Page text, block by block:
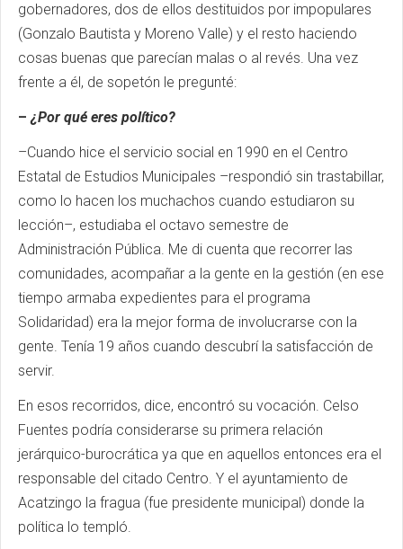
gobernadores, dos de ellos destituidos por impopulares
(Gonzalo Bautista y Moreno Valle) y el resto haciendo
cosas buenas que parecían malas o al revés. Una vez
frente a él, de sopetón le pregunté:
–¿Por qué eres político?
–Cuando hice el servicio social en 1990 en el Centro
Estatal de Estudios Municipales –respondió sin trastabillar,
como lo hacen los muchachos cuando estudiaron su
lección–, estudiaba el octavo semestre de
Administración Pública. Me di cuenta que recorrer las
comunidades, acompañar a la gente en la gestión (en ese
tiempo armaba expedientes para el programa
Solidaridad) era la mejor forma de involucrarse con la
gente. Tenía 19 años cuando descubrí la satisfacción de
servir.
En esos recorridos, dice, encontró su vocación. Celso
Fuentes podría considerarse su primera relación
jerárquico-burocrática ya que en aquellos entonces era el
responsable del citado Centro. Y el ayuntamiento de
Acatzingo la fragua (fue presidente municipal) donde la
política lo templó.